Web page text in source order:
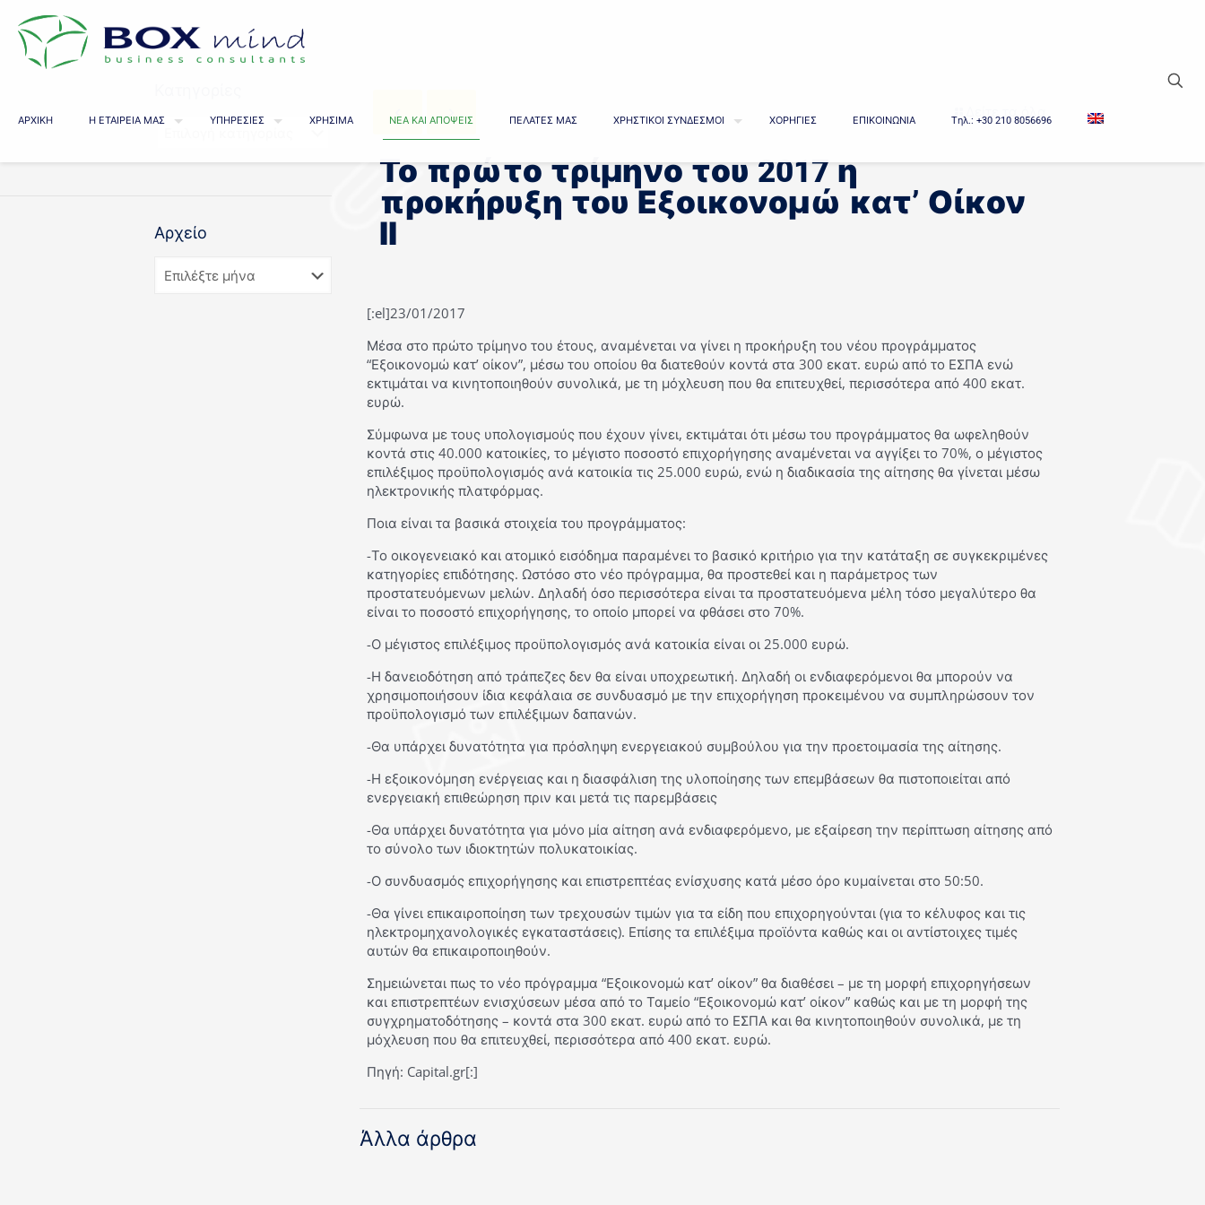
ΑΡΧΙΚΗ Η ΕΤΑΙΡΕΙΑ ΜΑΣ ΥΠΗΡΕΣΙΕΣ ΧΡΗΣΙΜΑ ΝΕΑ ΚΑΙ ΑΠΟΨΕΙΣ ΠΕΛΑΤΕΣ ΜΑΣ ΧΡΗΣΤΙΚΟΙ ΣΥΝΔΕΣΜΟΙ ΧΟΡΗΓΙΕΣ ΕΠΙΚΟΙΝΩΝΙΑ Tηλ.: +30 210 8056696
Το πρώτο τρίμηνο του 2017 η
προκήρυξη του Εξοικονομώ κατ’ Οίκον
ΙΙ
[:el]23/01/2017
Μέσα στο πρώτο τρίμηνο του έτους, αναμένεται να γίνει η προκήρυξη του νέου προγράμματος
“Εξοικονομώ κατ’ οίκον”, μέσω του οποίου θα διατεθούν κοντά στα 300 εκατ. ευρώ από το ΕΣΠΑ ενώ
εκτιμάται να κινητοποιηθούν συνολικά, με τη μόχλευση που θα επιτευχθεί, περισσότερα από 400 εκατ.
ευρώ.
Σύμφωνα με τους υπολογισμούς που έχουν γίνει, εκτιμάται ότι μέσω του προγράμματος θα ωφεληθούν
κοντά στις 40.000 κατοικίες, το μέγιστο ποσοστό επιχορήγησης αναμένεται να αγγίξει το 70%, ο μέγιστος
επιλέξιμος προϋπολογισμός ανά κατοικία τις 25.000 ευρώ, ενώ η διαδικασία της αίτησης θα γίνεται μέσω
ηλεκτρονικής πλατφόρμας.
Ποια είναι τα βασικά στοιχεία του προγράμματος:
-Το οικογενειακό και ατομικό εισόδημα παραμένει το βασικό κριτήριο για την κατάταξη σε συγκεκριμένες
κατηγορίες επιδότησης. Ωστόσο στο νέο πρόγραμμα, θα προστεθεί και η παράμετρος των
προστατευόμενων μελών. Δηλαδή όσο περισσότερα είναι τα προστατευόμενα μέλη τόσο μεγαλύτερο θα
είναι το ποσοστό επιχορήγησης, το οποίο μπορεί να φθάσει στο 70%.
-Ο μέγιστος επιλέξιμος προϋπολογισμός ανά κατοικία είναι οι 25.000 ευρώ.
-Η δανειοδότηση από τράπεζες δεν θα είναι υποχρεωτική. Δηλαδή οι ενδιαφερόμενοι θα μπορούν να
χρησιμοποιήσουν ίδια κεφάλαια σε συνδυασμό με την επιχορήγηση προκειμένου να συμπληρώσουν τον
προϋπολογισμό των επιλέξιμων δαπανών.
-Θα υπάρχει δυνατότητα για πρόσληψη ενεργειακού συμβούλου για την προετοιμασία της αίτησης.
-Η εξοικονόμηση ενέργειας και η διασφάλιση της υλοποίησης των επεμβάσεων θα πιστοποιείται από
ενεργειακή επιθεώρηση πριν και μετά τις παρεμβάσεις
-Θα υπάρχει δυνατότητα για μόνο μία αίτηση ανά ενδιαφερόμενο, με εξαίρεση την περίπτωση αίτησης από
το σύνολο των ιδιοκτητών πολυκατοικίας.
-Ο συνδυασμός επιχορήγησης και επιστρεπτέας ενίσχυσης κατά μέσο όρο κυμαίνεται στο 50:50.
-Θα γίνει επικαιροποίηση των τρεχουσών τιμών για τα είδη που επιχορηγούνται (για το κέλυφος και τις
ηλεκτρομηχανολογικές εγκαταστάσεις). Επίσης τα επιλέξιμα προϊόντα καθώς και οι αντίστοιχες τιμές
αυτών θα επικαιροποιηθούν.
Σημειώνεται πως το νέο πρόγραμμα “Εξοικονομώ κατ’ οίκον” θα διαθέσει – με τη μορφή επιχορηγήσεων
και επιστρεπτέων ενισχύσεων μέσα από το Ταμείο “Εξοικονομώ κατ’ οίκον” καθώς και με τη μορφή της
συγχρηματοδότησης – κοντά στα 300 εκατ. ευρώ από το ΕΣΠΑ και θα κινητοποιηθούν συνολικά, με τη
μόχλευση που θα επιτευχθεί, περισσότερα από 400 εκατ. ευρώ.
Πηγή: Capital.gr[:]
Άλλα άρθρα
Αρχείο